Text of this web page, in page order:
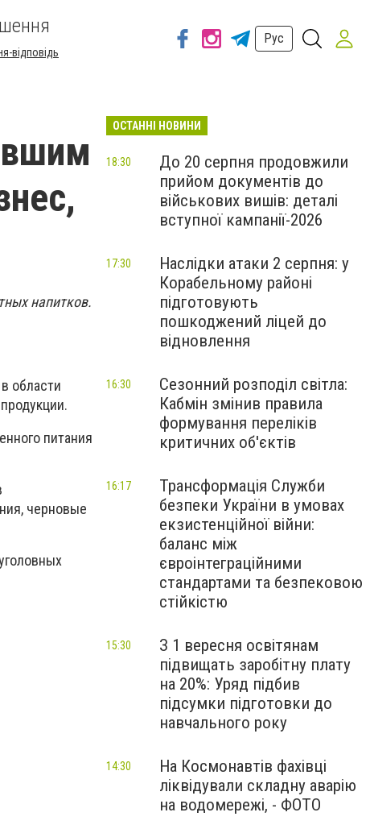
відповідь
Рус
напитков.
области
питания
черновые
ОСТАННІ НОВИНИ
До 20 серпня продовжили
прийом документів до
військових вишів: деталі
вступної кампанії-2026
18:30
Наслідки атаки 2 серпня: у
Корабельному районі
підготовують
пошкоджений ліцей до
відновлення
17:30
Сезонний розподіл світла:
Кабмін змінив правила
формування переліків
критичних об'єктів
16:30
Трансформація Служби
безпеки України в умовах
екзистенційної війни:
баланс між
євроінтеграційними
стандартами та безпековою
стійкістю
16:17
З 1 вересня освітянам
підвищать заробітну плату
на 20%: Уряд підбив
підсумки підготовки до
навчального року
15:30
На Космонавтів фахівці
ліквідували складну аварію
на водомережі, - ФОТО
14:30